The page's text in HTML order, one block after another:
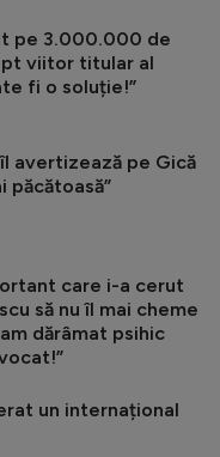
pe 3.000.000 de
viitor titular al
fi o soluție!”
avertizează pe Gică
păcătoasă”
care i-a cerut
să nu îl mai cheme
dărâmat psihic
un internațional